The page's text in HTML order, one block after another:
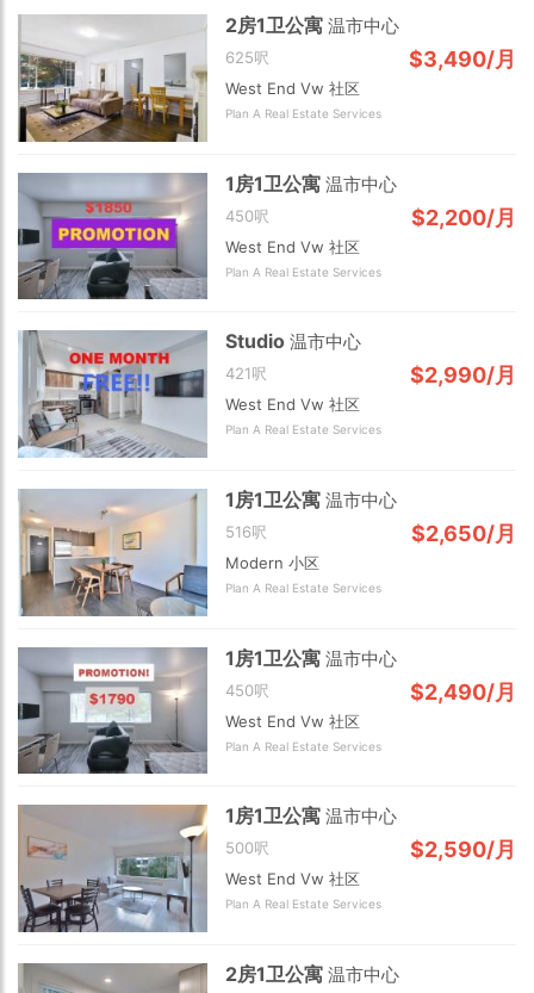
2房1卫公寓温市中心
625呎 $3,490/月
West End Vw 社区
Plan A Real Estate Services
1房1卫公寓温市中心
450呎 $2,200/月
West End Vw 社区
Plan A Real Estate Services
Studio温市中心
421呎 $2,990/月
West End Vw 社区
Plan A Real Estate Services
1房1卫公寓温市中心
516呎 $2,650/月
Modern 小区
Plan A Real Estate Services
1房1卫公寓温市中心
450呎 $2,490/月
West End Vw 社区
Plan A Real Estate Services
1房1卫公寓温市中心
500呎 $2,590/月
West End Vw 社区
Plan A Real Estate Services
2房1卫公寓温市中心